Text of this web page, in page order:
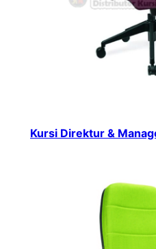
Kursi Direktur &